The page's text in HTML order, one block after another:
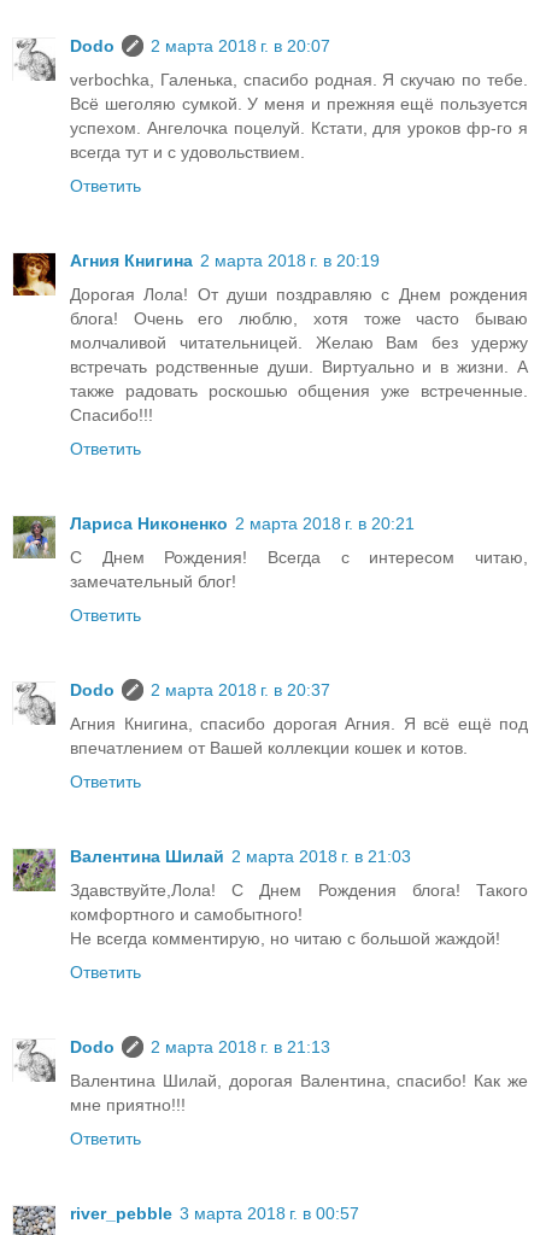
Dodo
2 марта 2018 г. в 20:07
verbochka, Галенька, спасибо родная. Я скучаю по тебе.
Всё шеголяю сумкой. У меня и прежняя ещё пользуется
успехом. Ангелочка поцелуй. Кстати, для уроков фр-го я
всегда тут и с удовольствием.
Ответить
Агния Книгина 2 марта 2018 г. в 20:19
Дорогая Лола! От души поздравляю с Днем рождения
блога! Очень его люблю, хотя тоже часто бываю
молчаливой читательницей. Желаю Вам без удержу
встречать родственные души. Виртуально и в жизни. А
также радовать роскошью общения уже встреченные.
Спасибо!!!
Ответить
Лариса Никоненко 2 марта 2018 г. в 20:21
С Днем Рождения! Всегда с интересом читаю,
замечательный блог!
Ответить
Dodo
2 марта 2018 г. в 20:37
Агния Книгина, спасибо дорогая Агния. Я всё ещё под
впечатлением от Вашей коллекции кошек и котов.
Ответить
Валентина Шилай 2 марта 2018 г. в 21:03
Здавствуйте,Лола! С Днем Рождения блога! Такого
комфортного и самобытного!
Не всегда комментирую, но читаю с большой жаждой!
Ответить
Dodo
2 марта 2018 г. в 21:13
Валентина Шилай, дорогая Валентина, спасибо! Как же
мне приятно!!!
Ответить
river_pebble 3 марта 2018 г. в 00:57